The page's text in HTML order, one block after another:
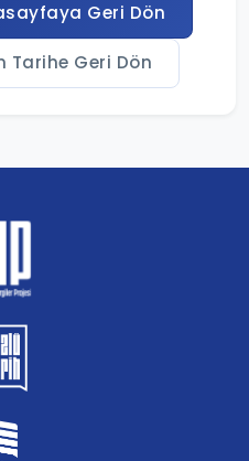
Geri Dön
Tarihe Geri Dön